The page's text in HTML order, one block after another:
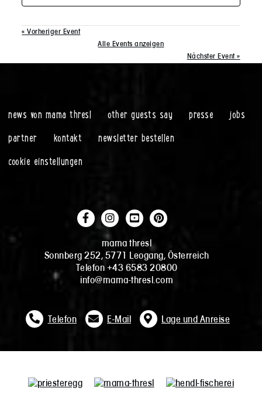
« Vorheriger Event
Alle Events anzeigen
Nächster Event»
news von mama thresl other guests say presse
jobs
partner
kontakt
newsletter bestellen
cookie einstellungen
mama thresl
Sonnberg 252, 5771 Leogang, Österreich
Telefon +43 6583 20800
info@mama-thresl.com
Telefon E-Mail Lage und Anreise